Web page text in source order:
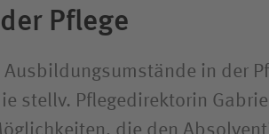
Pflege
in der
stellv. Pflegedirektorin
die den